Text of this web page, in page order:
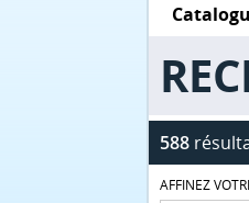
588
AFFINEZ